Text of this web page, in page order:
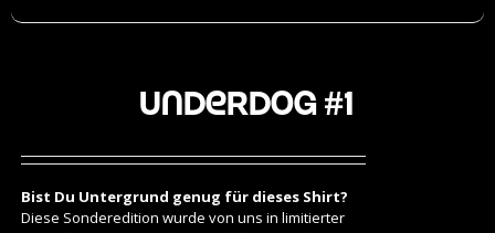
Underdog #1
Bist Du Untergrund genug für dieses Shirt?
Diese Sonderedition wurde von uns in limitierter